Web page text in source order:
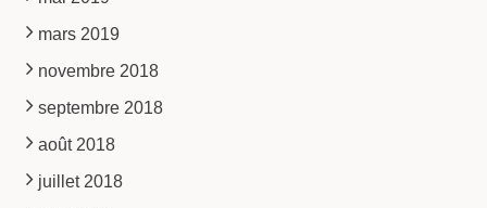
mars 2019
novembre 2018
septembre 2018
août 2018
juillet 2018